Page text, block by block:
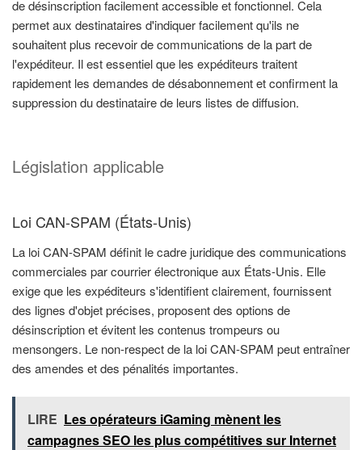
de désinscription facilement accessible et fonctionnel. Cela
permet aux destinataires d'indiquer facilement qu'ils ne
souhaitent plus recevoir de communications de la part de
l'expéditeur. Il est essentiel que les expéditeurs traitent
rapidement les demandes de désabonnement et confirment la
suppression du destinataire de leurs listes de diffusion.
Législation applicable
Loi CAN-SPAM (États-Unis)
La loi CAN-SPAM définit le cadre juridique des communications
commerciales par courrier électronique aux États-Unis. Elle
exige que les expéditeurs s'identifient clairement, fournissent
des lignes d'objet précises, proposent des options de
désinscription et évitent les contenus trompeurs ou
mensongers. Le non-respect de la loi CAN-SPAM peut entraîner
des amendes et des pénalités importantes.
LIRE Les opérateurs iGaming mènent les
campagnes SEO les plus compétitives sur Internet